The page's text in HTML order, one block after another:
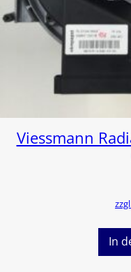
Viessmann
In